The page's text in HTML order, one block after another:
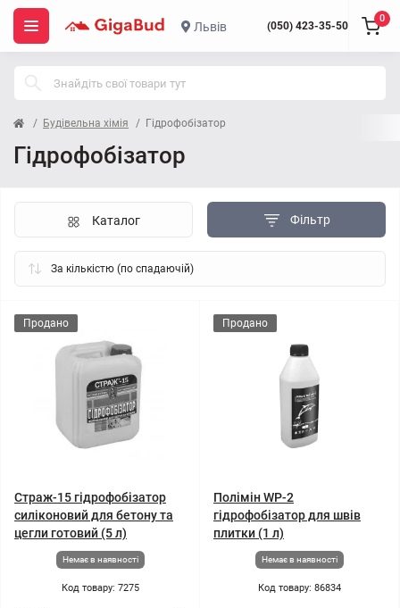
Львів (050) 423-35-50
0
Будівельна хімія Гідрофобізатор
Гідрофобізатор
Фільтр
Каталог
Продано
Страж-15 гідрофобізатор
силіконовий для бетону та
цегли готовий (5 л)
Немає в наявності
Код товару: 7275
Продано
Полімін WP-2
гідрофобізатор для швів
плитки (1 л)
Немає в наявності
Код товару: 86834